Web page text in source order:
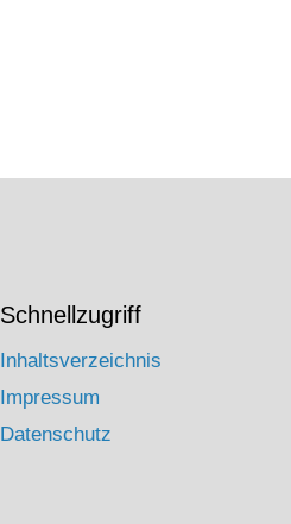
Schnellzugriff
Inhaltsverzeichnis
Impressum
Datenschutz